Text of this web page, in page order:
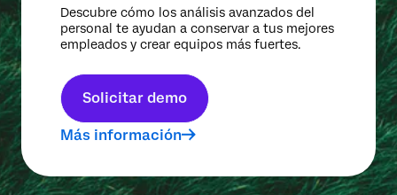
Descubre cómo los análisis avanzados del
personal te ayudan a conservar a tus mejores
empleados y crear equipos más fuertes.
Solicitar demo
Más información